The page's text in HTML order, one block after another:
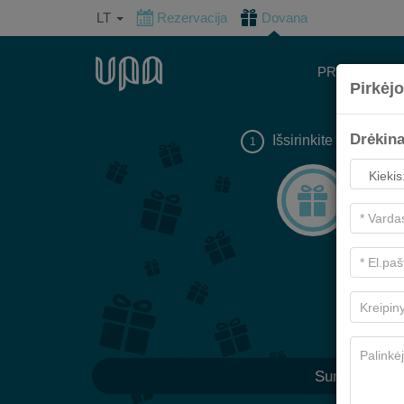
LT Rezervacija Dovana
PROGRAMOS
1 Išsirinkite dovaną
Sumai